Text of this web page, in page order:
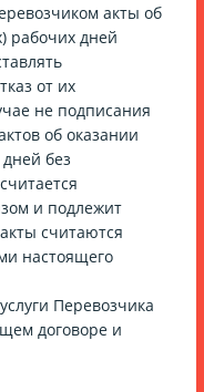
акты об
рабочих дней
от их
не подписания
об оказании
без
и подлежит
считаются
настоящего
Перевозчика
договоре и